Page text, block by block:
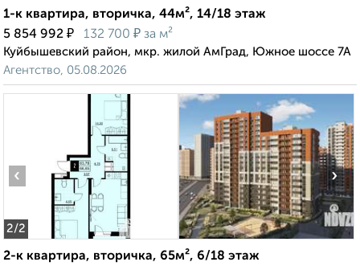
1-к квартира, вторичка, 44м², 14/18 этаж
5 854 992 ₽ 132 700 ₽ за м²
Куйбышевский район, мкр. жилой АмГрад, Южное шоссе 7А
Агентство, 05.08.2026
2/2
‹ ›
2-к квартира, вторичка, 65м², 6/18 этаж